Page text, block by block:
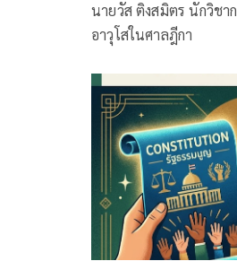
นายวัส ติงสมิตร นักวิช
อาวุโสในศาลฎีกา